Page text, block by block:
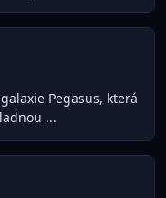
Pegasus, která
...